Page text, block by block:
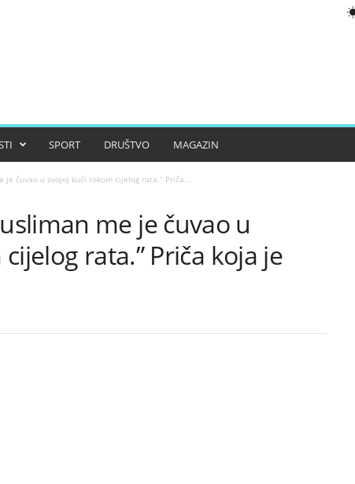
SPORT DRUŠTVO MAGAZIN
je čuvao u svojoj kući tokom cijelog rata.” Priča...
me je čuvao u
rata.” Priča koja je